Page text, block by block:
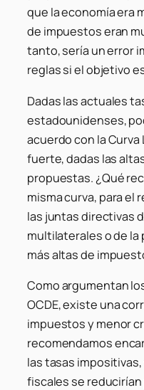
que la economía era
de impuestos eran
tanto, sería un error
reglas si el objetivo
Dadas las actuales
estadounidenses,
acuerdo con la
fuerte, dadas las
propuestas. ¿Qué
misma curva, para el
las juntas directivas
multilaterales o de la
más altas de
Como argumentan
OCDE, existe una
impuestos y menor
recomendamos
las tasas
fiscales se